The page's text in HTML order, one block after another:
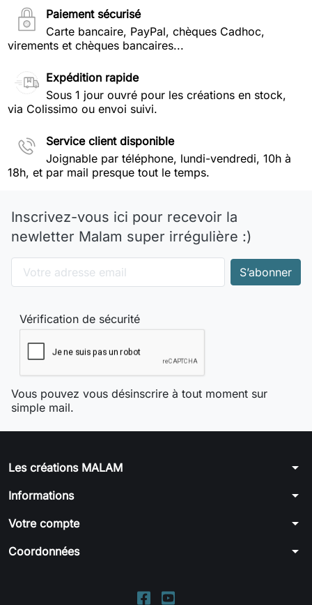
Paiement sécurisé
Carte bancaire, PayPal, chèques Cadhoc,
virements et chèques bancaires...
Expédition rapide
Sous 1 jour ouvré pour les créations en stock,
via Colissimo ou envoi suivi.
Service client disponible
Joignable par téléphone, lundi-vendredi, 10h à
18h, et par mail presque tout le temps.
Inscrivez-vous ici pour recevoir la
newletter Malam super irrégulière :)
Vérification de sécurité
Vous pouvez vous désinscrire à tout moment sur
simple mail.
Les créations MALAM arrow_drop_down
Informations arrow_drop_down
Votre compte arrow_drop_down
Coordonnées arrow_drop_down